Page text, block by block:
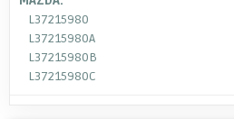
L37215980
L37215980A
L37215980B
L37215980C